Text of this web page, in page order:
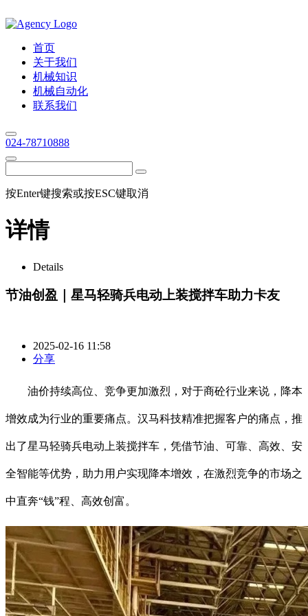
首页
关于我们
机械知识
机械自动化
联系我们
024-78710888
按Enter键搜索或按ESC键取消
详情
Details
节油创盈｜星马轻骑兵电动上装搅拌车助力卡友
2025-02-16 11:58
分享
油价持续高位、竞争更加激烈，对于商砼行业来说，降本
增效成为行业的重要痛点。汉马科技精准把握客户的痛点，推
出了星马轻骑兵电动上装搅拌车，凭借节油、可靠、高效、安
全智能等优势，助力用户实现降本增效，在激烈竞争的市场之
中直奔“钱”程、高效创富。